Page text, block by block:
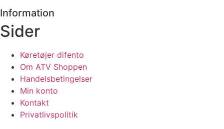
Information
Sider
Køretøjer difento
Om ATV Shoppen
Handelsbetingelser
Min konto
Kontakt
Privatlivspolitik